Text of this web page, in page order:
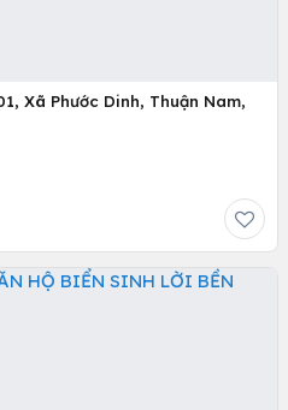
Xã Phước Dinh, Thuận Nam,